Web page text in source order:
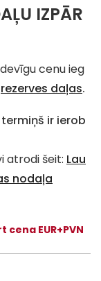
IZPĀR
cenu ieg
rezerves daļas.
ir ierob
atrodi šeit: Lau
nodaļa
cena EUR+PVN